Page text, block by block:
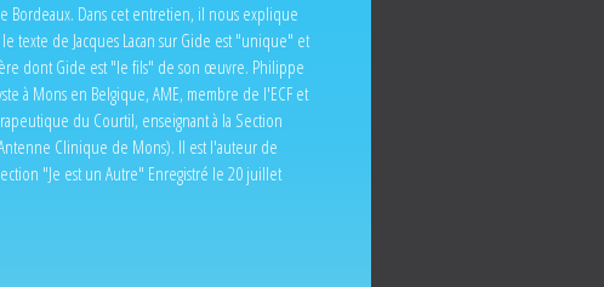
Bordeaux. Dans cet entretien, il nous explique
texte de Jacques Lacan sur Gide est "unique" et
dont Gide est "le fils" de son œuvre. Philippe
à Mons en Belgique, AME, membre de l'ECF et
du Courtil, enseignant à la Section
Clinique de Mons). Il est l'auteur de
"Je est un Autre" Enregistré le 20 juillet